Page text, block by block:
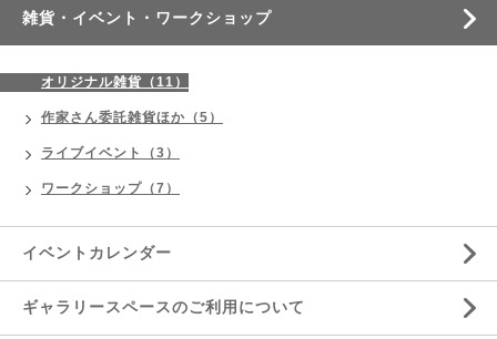
雑貨・イベント・ワークショップ
オリジナル雑貨（11）
作家さん委託雑貨ほか（5）
ライブイベント（3）
ワークショップ（7）
イベントカレンダー
ギャラリースペースのご利用について